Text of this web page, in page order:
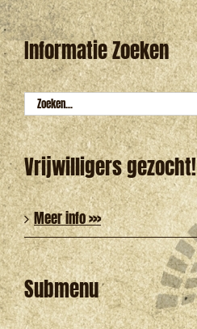
Informatie Zoeken
Zoeken
naar:
Vrijwilligers gezocht!
Meer info >>>
Submenu